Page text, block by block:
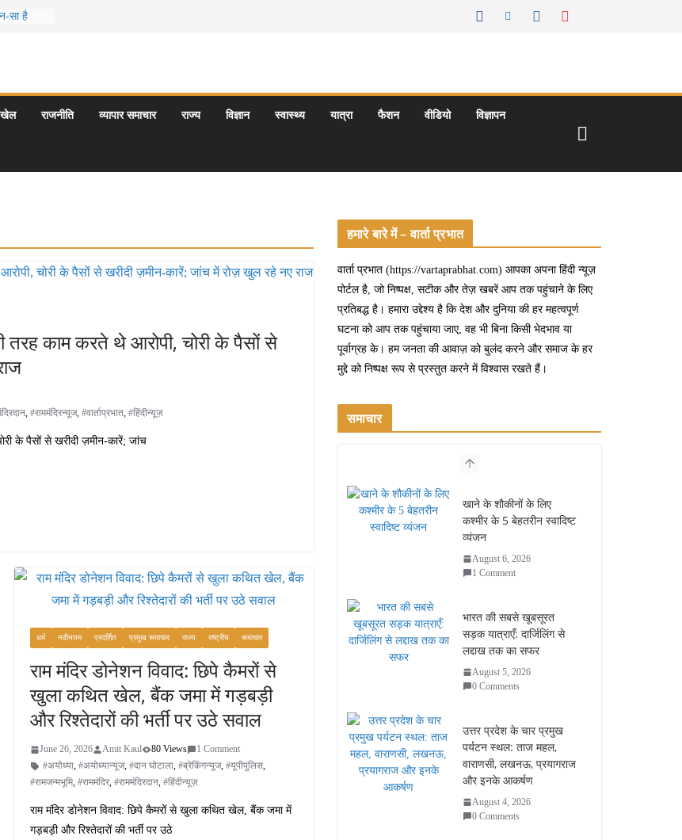
सा है
खेल राजनीति व्यापार समाचार राज्य विज्ञान स्वास्थ्य यात्रा फैशन वीडियो विज्ञापन
की तरह काम करते थे आरोपी, चोरी के पैसों से
, #राममंदिरन्यूज, #वार्ताप्रभात, #हिंदीन्यूज़
के पैसों से खरीदी ज़मीन-कारें; जांच
धर्म नवीनतम प्रदर्शित प्रमुख समाचार राज्य राष्ट्रीय समाचार
राम मंदिर डोनेशन विवाद: छिपे कैमरों से
खुला कथित खेल, बैंक जमा में गड़बड़ी
और रिश्तेदारों की भर्ती पर उठे सवाल
June 26, 2026 Amit Kaul 80 Views
1 Comment
#अयोध्या, #अयोध्यान्यूज, #दान घोटाला, #ब्रेकिंगन्यूज, #यूपीपुलिस,
#रामजन्मभूमि, #राममंदिर, #राममंदिरदान, #हिंदीन्यूज़
राम मंदिर डोनेशन विवाद: छिपे कैमरों से खुला कथित खेल, बैंक जमा में
गड़बड़ी और रिश्तेदारों की भर्ती पर उठे
हमारे बारे में – वार्ता प्रभात
वार्ता प्रभात (https://vartaprabhat.com) आपका अपना हिंदी न्यूज़
पोर्टल है, जो निष्पक्ष, सटीक और तेज़ खबरें आप तक पहुंचाने के लिए
प्रतिबद्ध है। हमारा उद्देश्य है कि देश और दुनिया की हर महत्वपूर्ण
घटना को आप तक पहुंचाया जाए, वह भी बिना किसी भेदभाव या
पूर्वाग्रह के। हम जनता की आवाज़ को बुलंद करने और समाज के हर
मुद्दे को निष्पक्ष रूप से प्रस्तुत करने में विश्वास रखते हैं।
समाचार
खाने के शौकीनों के लिए
कश्मीर के 5 बेहतरीन स्वादिष्ट
व्यंजन
August 6, 2026
1 Comment
भारत की सबसे खूबसूरत
सड़क यात्राएँ: दार्जिलिंग से
लद्दाख तक का सफर
August 5, 2026
0 Comments
उत्तर प्रदेश के चार प्रमुख
पर्यटन स्थल: ताज महल,
वाराणसी, लखनऊ, प्रयागराज
और इनके आकर्षण
August 4, 2026
0 Comments